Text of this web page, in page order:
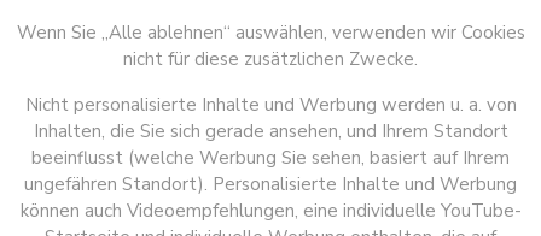
Wenn Sie „Alle ablehnen“ auswählen, verwenden wir Cookies
nicht für diese zusätzlichen Zwecke.
Nicht personalisierte Inhalte und Werbung werden u. a. von
Inhalten, die Sie sich gerade ansehen, und Ihrem Standort
beeinflusst (welche Werbung Sie sehen, basiert auf Ihrem
ungefähren Standort). Personalisierte Inhalte und Werbung
können auch Videoempfehlungen, eine individuelle YouTube-